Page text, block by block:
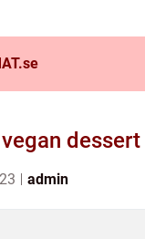
se
vegan dessert
admin